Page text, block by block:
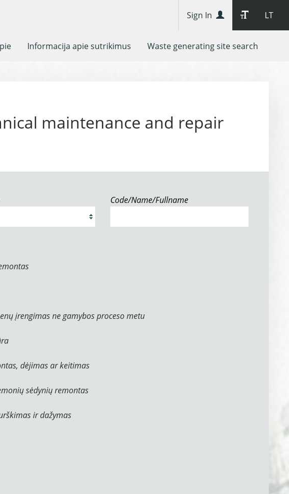
LT
Sign In
Informacija apie sutrikimus Waste generating site search
maintenance and repair
Code/Name/Fullname
įrengimas ne gamybos proceso metu
dėjimas ar keitimas
sėdynių remontas
ir dažymas